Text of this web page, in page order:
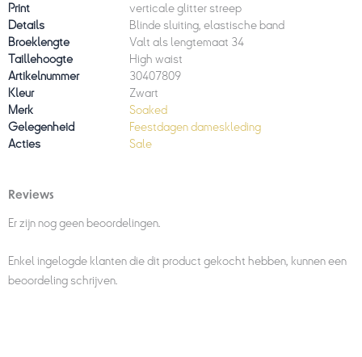
Print
verticale glitter streep
Details
Blinde sluiting, elastische band
Broeklengte
Valt als lengtemaat 34
Taillehoogte
High waist
Artikelnummer
30407809
Kleur
Zwart
Merk
Soaked
Gelegenheid
Feestdagen dameskleding
Acties
Sale
Reviews
Er zijn nog geen beoordelingen.
Enkel ingelogde klanten die dit product gekocht hebben, kunnen een
beoordeling schrijven.